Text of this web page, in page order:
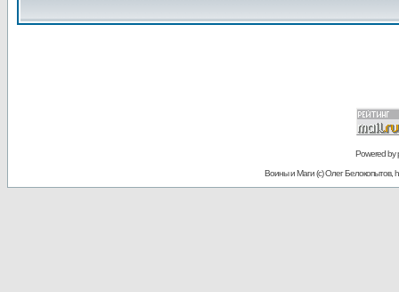
Powered by
Воины и Маги (c) Олег Белокопытов,